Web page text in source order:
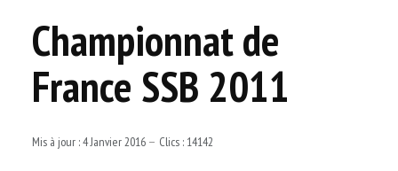
L'ARCS
AUTRES ASSOCIATIONS
LE RÉSEAU TKNET
Championnat de
France SSB 2011
Mis à jour : 4 Janvier 2016 Clics : 14142